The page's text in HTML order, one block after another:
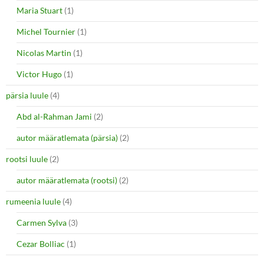
Maria Stuart (1)
Michel Tournier (1)
Nicolas Martin (1)
Victor Hugo (1)
pärsia luule (4)
Abd al-Rahman Jami (2)
autor määratlemata (pärsia) (2)
rootsi luule (2)
autor määratlemata (rootsi) (2)
rumeenia luule (4)
Carmen Sylva (3)
Cezar Bolliac (1)